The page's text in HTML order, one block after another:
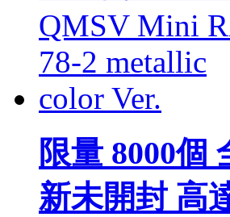
限量 8000個
新未開封 高